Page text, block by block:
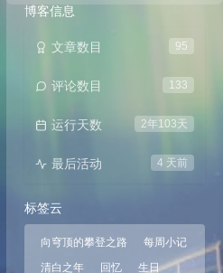
博客信息
95
文章数目
133
评论数目
2年103天
运行天数
4 天前
最后活动
标签云
向穹顶的攀登之路
每周小记
清白之年
回忆
生日